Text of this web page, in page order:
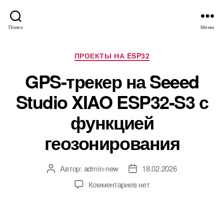
Поиск Меню
Р
у
б
р
и
к
и
ПРОЕКТЫ НА ESP32
GPS-трекер на Seeed
Studio XIAO ESP32-S3 с
функцией
геозонирования
А Автор: admin-new
Д
т
18.02.2026
Комментариевк
нет